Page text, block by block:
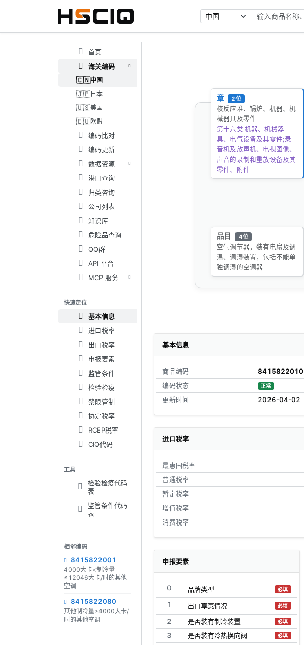
首页
海关编码
🇨🇳中国
🇯🇵 日本
🇺🇸美国
🇪🇺欧盟
编码比对
编码更新
数据资源
港口查询
归类咨询
公司列表
知识库
危险品查询
QQ群
API 平台
MCP 服务
快速定位
基本信息
进口税率
出口税率
申报要素
监管条件
检验检疫
禁限管制
协定税率
RCEP税率
CIQ代码
工具
检验检疫代码
表
监管条件代码
表
相邻编码
8415822001
4000大卡<制冷量
≤12046大卡/时的其他
空调
8415822080
其他制冷量>4000大卡/
时的其他空调
章 2位
核反应堆、锅炉、机器、机
械器具及零件
第十六类 机器、机械器
具、电气设备及其零件;录
音机及放声机、电视图像、
声音的录制和重放设备及其
零件、附件
品目 4位
空气调节器，装有电扇及调
温、调湿装置，包括不能单
独调湿的空调器
基本信息
商品编码
8415822010
编码状态
正常
更新时间 2026-04-02
进口税率
最惠国税率
普通税率
暂定税率
增值税率
消费税率
申报要素
0 品牌类型 必填
1 出口享惠情况 必填
2 是否装有制冷装置 必填
3 是否装有冷热换向阀 必填